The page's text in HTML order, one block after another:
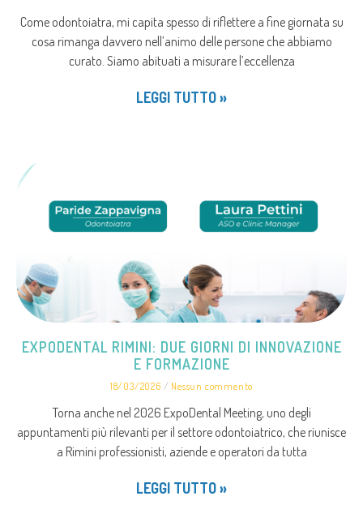
Come odontoiatra, mi capita spesso di riflettere a fine giornata su
cosa rimanga davvero nell’animo delle persone che abbiamo
curato. Siamo abituati a misurare l’eccellenza
LEGGI TUTTO »
EXPODENTAL RIMINI: DUE GIORNI DI INNOVAZIONE
E FORMAZIONE
18/03/2026 Nessun commento
Torna anche nel 2026 ExpoDental Meeting, uno degli
appuntamenti più rilevanti per il settore odontoiatrico, che riunisce
a Rimini professionisti, aziende e operatori da tutta
LEGGI TUTTO »